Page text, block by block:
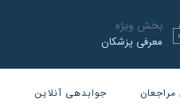
بخش ویژه
معرفی پزشکان
مراجعان جوابدهی آنلاین